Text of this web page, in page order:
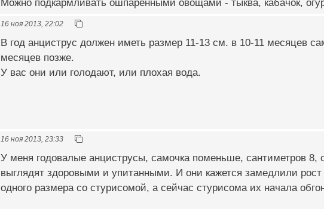
Можно подкармливать ошпаренными овощами - тыква, кабачок,
16 ноя 2013, 22:02
В год анциструс должен иметь размер 11-13 см. в 10-11 месяцев
месяцев позже.
У вас они или голодают, или плохая вода.
16 ноя 2013, 23:33
У меня годовалые анциструсы, самочка поменьше, сантиметров 8,
выглядят здоровыми и упитанными. И они кажется замедлили
одного размера со стурисомой, а сейчас стурисома их начала